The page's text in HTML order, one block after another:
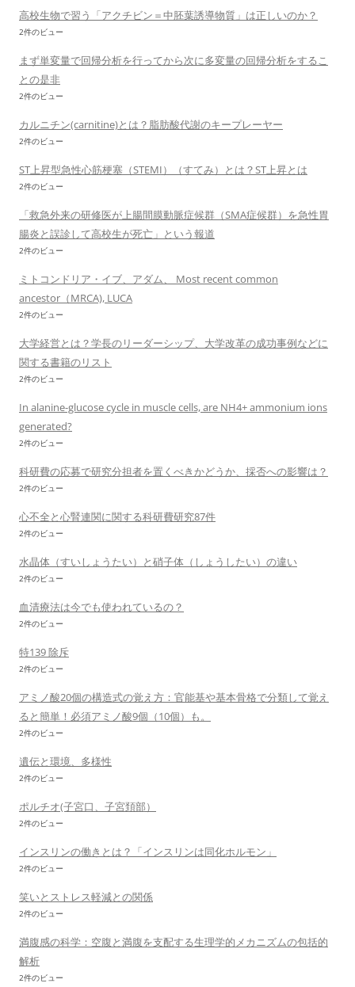
高校生物で習う「アクチビン＝中胚葉誘導物質」は正しいのか？
2件のビュー
まず単変量で回帰分析を行ってから次に多変量の回帰分析をするこ
との是非
2件のビュー
カルニチン(carnitine)とは？脂肪酸代謝のキープレーヤー
2件のビュー
ST上昇型急性心筋梗塞（STEMI）（すてみ）とは？ST上昇とは
2件のビュー
「救急外来の研修医が上腸間膜動脈症候群（SMA症候群）を急性胃
腸炎と誤診して高校生が死亡」という報道
2件のビュー
ミトコンドリア・イブ、アダム、 Most recent common
ancestor（MRCA), LUCA
2件のビュー
大学経営とは？学長のリーダーシップ、大学改革の成功事例などに
関する書籍のリスト
2件のビュー
In alanine-glucose cycle in muscle cells, are NH4+ ammonium ions
generated?
2件のビュー
科研費の応募で研究分担者を置くべきかどうか、採否への影響は？
2件のビュー
心不全と心腎連関に関する科研費研究87件
2件のビュー
水晶体（すいしょうたい）と硝子体（しょうしたい）の違い
2件のビュー
血清療法は今でも使われているの？
2件のビュー
特139 除斥
2件のビュー
アミノ酸20個の構造式の覚え方：官能基や基本骨格で分類して覚え
ると簡単！必須アミノ酸9個（10個）も。
2件のビュー
遺伝と環境、多様性
2件のビュー
ポルチオ(子宮口、子宮頚部）
2件のビュー
インスリンの働きとは？「インスリンは同化ホルモン」
2件のビュー
笑いとストレス軽減との関係
2件のビュー
満腹感の科学：空腹と満腹を支配する生理学的メカニズムの包括的
解析
2件のビュー